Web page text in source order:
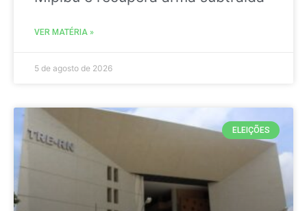
VER MATÉRIA »
5 de agosto de 2026
ELEIÇÕES